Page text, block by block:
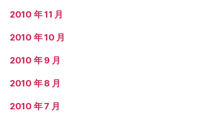
2010 年 11 月
2010 年 10 月
2010 年 9 月
2010 年 8 月
2010 年 7 月